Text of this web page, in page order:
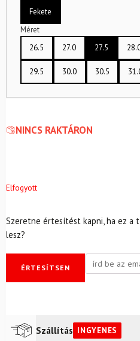
Fekete
Méret
26.5
27.0 27.5
29.5 30.0 30.5
NINCS RAKTÁRON
Elfogyott
Szeretne értesítést kapni, ha ez a
lesz?
ÉRTESÍTSEN
Szállítás INGYENES